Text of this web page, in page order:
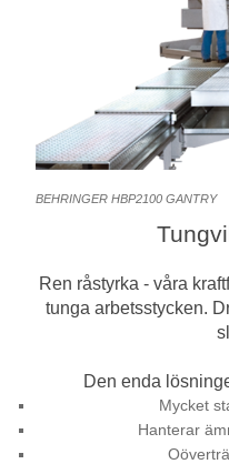
Bearbetning av plåt och
Målnings- och
BEHRINGER HBP2100 GANTRY
Ren råstyrka - våra
tunga arbetsstycken.
Den enda
Mycket
Hanterar